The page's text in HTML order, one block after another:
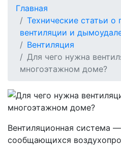
Главная
Технические статьи
вентиляции и
Вентиляция
Для чего нужна
многоэтажном доме?
Вентиляционная система
сообщающихся